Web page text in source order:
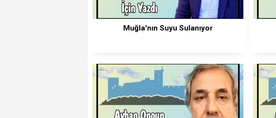
Muğla'nın Suyu Sulanıyor